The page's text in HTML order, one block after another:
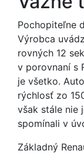
Pochopiteľne
Výrobca
rovných 12
v porovnaní s
je všetko.
rýchlosť zo
však stále nie
spomínali v
Základný